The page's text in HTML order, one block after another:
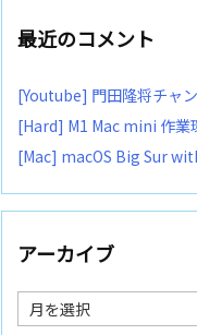
最近のコメント
[Youtube] 門田隆将チャ
[Hard] M1 Mac mini 作業
[Mac] macOS Big Sur
アーカイブ
ア
ー